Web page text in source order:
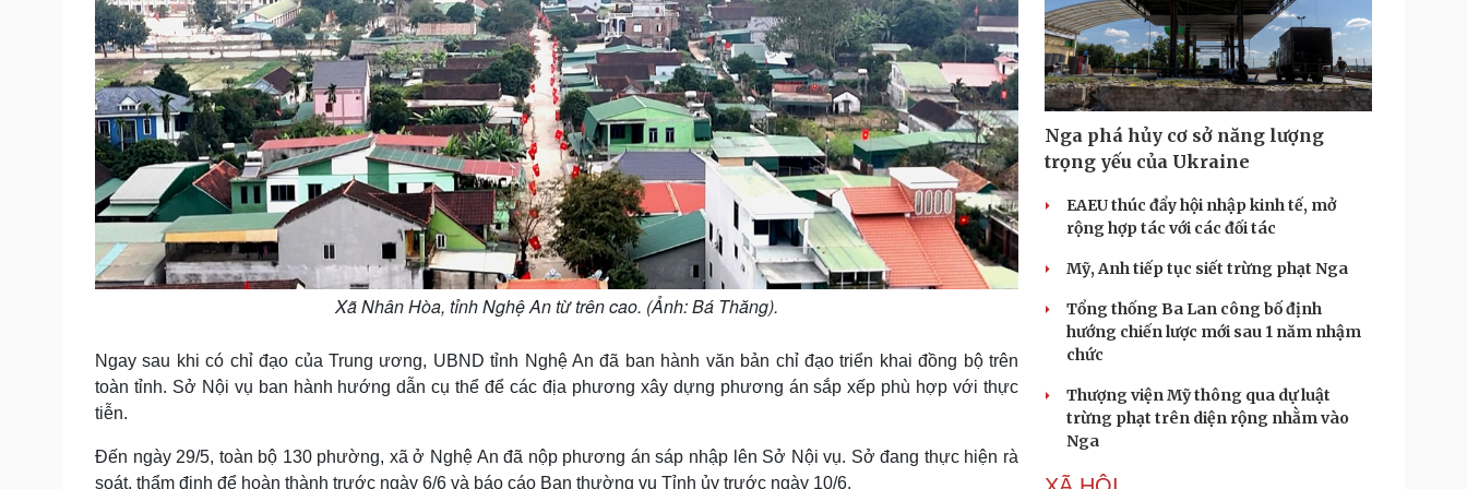
Xã Nhân Hòa, tỉnh Nghệ An từ trên cao. (Ảnh: Bá Thăng).
Ngay sau khi có chỉ đạo của Trung ương, UBND tỉnh Nghệ An đã ban hành văn bản chỉ đạo triển khai đồng bộ trên
toàn tỉnh. Sở Nội vụ ban hành hướng dẫn cụ thể để các địa phương xây dựng phương án sắp xếp phù hợp với thực
tiễn.
Đến ngày 29/5, toàn bộ 130 phường, xã ở Nghệ An đã nộp phương án sáp nhập lên Sở Nội vụ. Sở đang thực hiện rà
soát, thẩm định để hoàn thành trước ngày 6/6 và báo cáo Ban thường vụ Tỉnh ủy trước ngày 10/6.
Nga phá hủy cơ sở năng lượng
trọng yếu của Ukraine
EAEU thúc đẩy hội nhập kinh tế, mở
rộng hợp tác với các đối tác
Mỹ, Anh tiếp tục siết trừng phạt Nga
Tổng thống Ba Lan công bố định
hướng chiến lược mới sau 1 năm nhậm
chức
Thượng viện Mỹ thông qua dự luật
trừng phạt trên diện rộng nhằm vào
Nga